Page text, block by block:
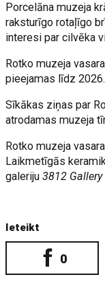
Porcelāna muzeja
raksturīgo rotaļīgo
interesi par cilvēka
Rotko muzeja
pieejamas līdz
Sīkākas ziņas par
atrodamas muzeja
Rotko muzeja
Laikmetīgās
galeriju3812 Gallery
Ieteikt
0